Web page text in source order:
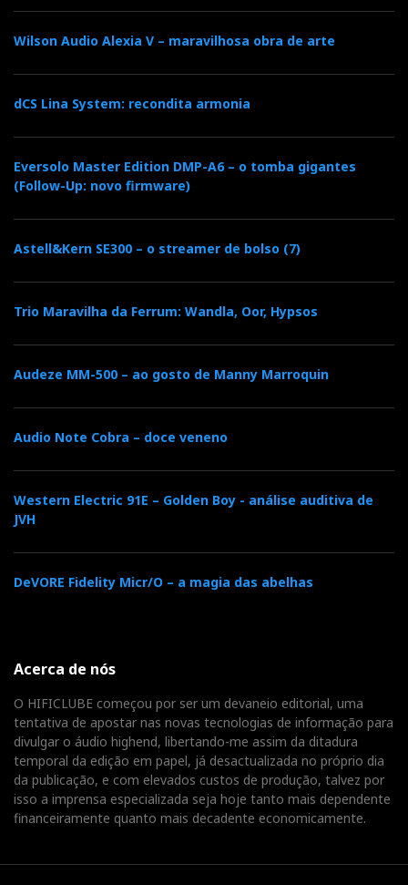
Wilson Audio Alexia V – maravilhosa obra de arte
dCS Lina System: recondita armonia
Eversolo Master Edition DMP-A6 – o tomba gigantes
(Follow-Up: novo firmware)
Astell&Kern SE300 – o streamer de bolso (7)
Trio Maravilha da Ferrum: Wandla, Oor, Hypsos
Audeze MM-500 – ao gosto de Manny Marroquin
Audio Note Cobra – doce veneno
Western Electric 91E – Golden Boy - análise auditiva de
JVH
DeVORE Fidelity Micr/O – a magia das abelhas
Acerca de nós
O HIFICLUBE começou por ser um devaneio editorial, uma
tentativa de apostar nas novas tecnologias de informação para
divulgar o áudio highend, libertando-me assim da ditadura
temporal da edição em papel, já desactualizada no próprio dia
da publicação, e com elevados custos de produção, talvez por
isso a imprensa especializada seja hoje tanto mais dependente
financeiramente quanto mais decadente economicamente.